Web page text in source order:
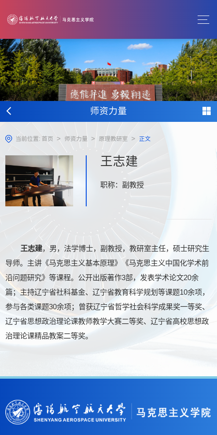
师资力量
当前位置: 首页 > 师资力量 > 原理教研室 > 正文
王志建
职称：副教授
王志建，男，法学博士，副教授，教研室主任，硕士研究生
导师。主讲《马克思主义基本原理》《马克思主义中国化学术前
沿问题研究》等课程。公开出版著作3部，发表学术论文20余
篇；主持辽宁省社科基金、辽宁省教育科学规划等课题10余项，
参与各类课题30余项；曾获辽宁省哲学社会科学成果奖一等奖、
辽宁省思想政治理论课教师教学大赛二等奖、辽宁省高校思想政
治理论课精品教案二等奖。